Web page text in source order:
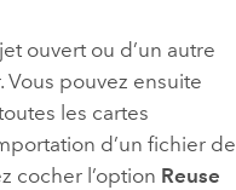
ouvert ou d’un autre
Vous pouvez ensuite
les cartes
d’un fichier de
cocher l’option Reuse